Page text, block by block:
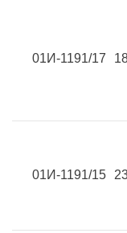
01И-1191/17
01И-1191/15